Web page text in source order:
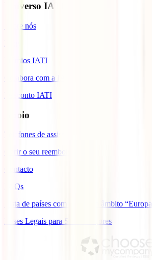
Universo IATI
Sobre nós
Prémios IATI
Colabora com a IATI
Desconto IATI
Apoio
Telefones de assistência
Gerir o seu reembolso
Contacto
FAQs
Lista de países com cobertura âmbito “Europa”
Bases Legais para Sorteio Açores